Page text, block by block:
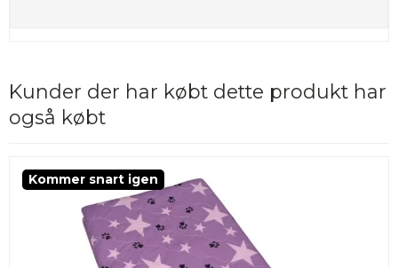
Kunder der har købt dette produkt har
også købt
Kommer snart igen